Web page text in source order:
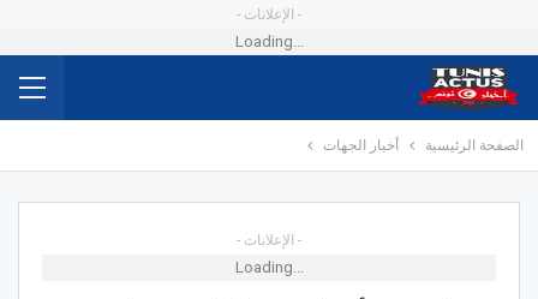
- الإعلانات -
Loading...
الصفحة الرئيسية أخبار الجهات
- الإعلانات -
Loading...